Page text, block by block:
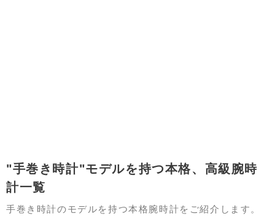
"手巻き時計"モデルを持つ本格、高級腕時
計一覧
手巻き時計のモデルを持つ本格腕時計をご紹介します。